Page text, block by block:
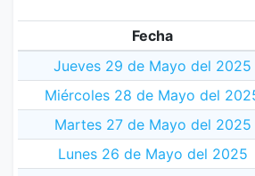
Fecha
Jueves 29 de Mayo del 2025
Miércoles 28 de Mayo del
Martes 27 de Mayo del 2025
Lunes 26 de Mayo del 2025